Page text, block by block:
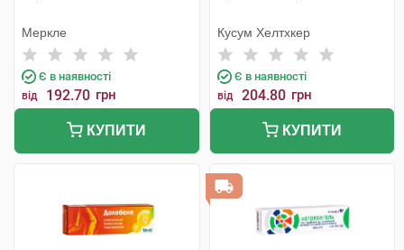
Меркле
Є в наявності
від 192.70 грн
КУПИТИ
Кусум Хелтхкер
Є в наявності
від 204.80 грн
КУПИТИ